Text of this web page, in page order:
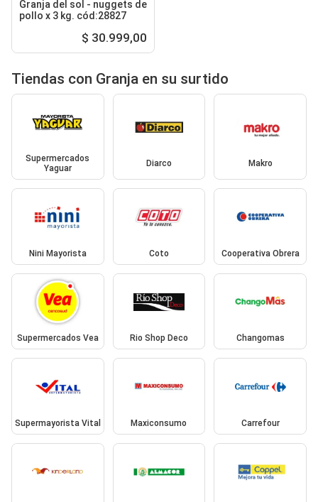
Granja del sol - nuggets de
pollo x 3 kg. cód:28827
$ 30.999,00
Tiendas con Granja en su surtido
Supermercados
Yaguar
Diarco Makro
Nini Mayorista Coto Cooperativa Obrera
Supermercados Vea Rio Shop Deco Changomas
Supermayorista Vital Maxiconsumo Carrefour